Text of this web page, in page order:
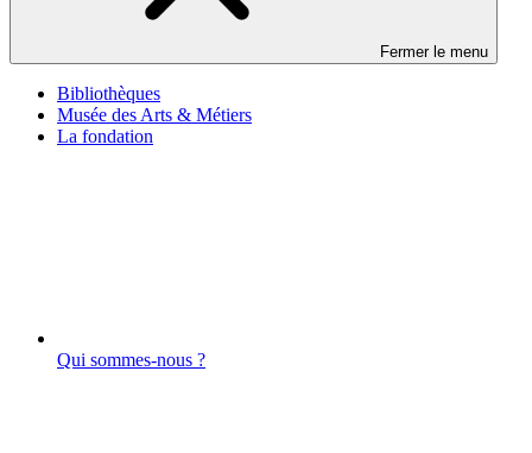
Fermer le menu
Bibliothèques
Musée des Arts & Métiers
La fondation
Qui sommes-nous ?